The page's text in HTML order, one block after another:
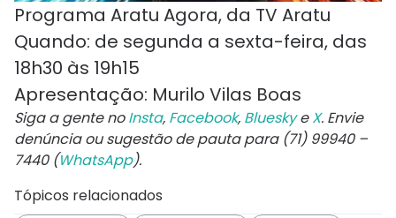
Programa Aratu Agora, da TV Aratu
Quando: de segunda a sexta-feira, das
18h30 às 19h15
Apresentação: Murilo Vilas Boas
Siga a gente noInsta, Facebook, BlueskyeX. Envie
denúncia ou sugestão de pauta para (71) 99940 –
7440 (WhatsApp).
Tópicos relacionados